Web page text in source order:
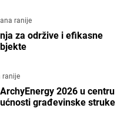
ranije
za održive i efikasne
ranije
2026 u centru
građevinske struke